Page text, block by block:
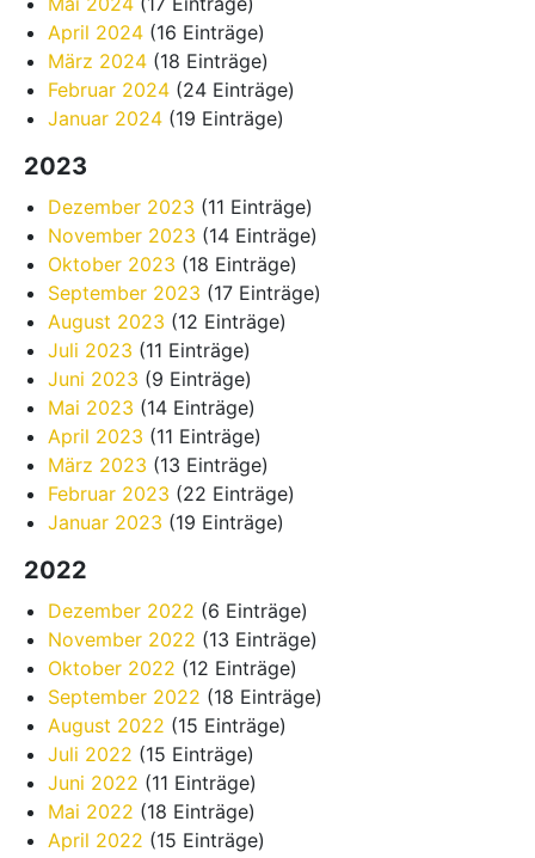
April 2024 (16 Einträge)
März 2024 (18 Einträge)
Februar 2024 (24 Einträge)
Januar 2024 (19 Einträge)
2023
Dezember 2023 (11 Einträge)
November 2023 (14 Einträge)
Oktober 2023 (18 Einträge)
September 2023 (17 Einträge)
August 2023 (12 Einträge)
Juli 2023 (11 Einträge)
Juni 2023 (9 Einträge)
Mai 2023 (14 Einträge)
April 2023 (11 Einträge)
März 2023 (13 Einträge)
Februar 2023 (22 Einträge)
Januar 2023 (19 Einträge)
2022
Dezember 2022 (6 Einträge)
November 2022 (13 Einträge)
Oktober 2022 (12 Einträge)
September 2022 (18 Einträge)
August 2022 (15 Einträge)
Juli 2022 (15 Einträge)
Juni 2022 (11 Einträge)
Mai 2022 (18 Einträge)
April 2022 (15 Einträge)